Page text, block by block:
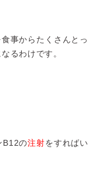
事からたくさんとっ
るわけです。
B12の注射をすればい